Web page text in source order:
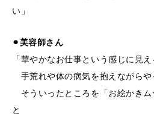
い」
⚫︎美容師さん
「華やかなお仕事という感じに見
手荒れや体の病気を抱えながらや
そういったところを「お絵かき
と